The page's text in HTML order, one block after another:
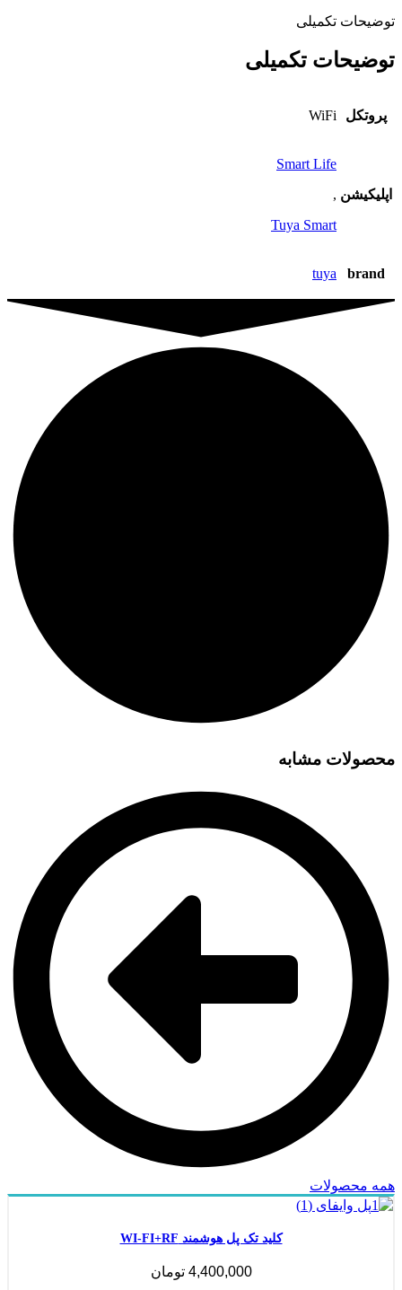
توضیحات تکمیلی
توضیحات تکمیلی
پروتکل WiFi
اپلیکیشن
Smart Life
,
Tuya Smart
brand
tuya
محصولات مشابه
همه محصولات
کلید تک پل هوشمند WI-FI+RF
4,400,000 تومان